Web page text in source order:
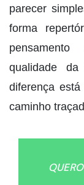
parecer
forma
qualidade
diferença
caminho